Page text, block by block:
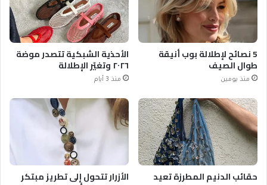
5 نصائح لإطلالة بوب أنيقة
طوال الصيف
منذ يومين
الأحذية الشبكية تتصدر موضة
٢٠٢٦ وتغيّر الإطلالة
منذ 3 أيام
حقائب الدنيم المطرزة تعيد الأزرار تتحول إلى تطريز مبتكر